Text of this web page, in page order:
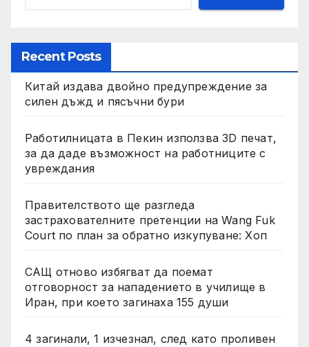
Recent Posts
Китай издава двойно предупреждение за
силен дъжд и пясъчни бури
Работилницата в Пекин използва 3D печат,
за да даде възможност на работниците с
увреждания
Правителството ще разгледа
застрахователните претенции на Wang Fuk
Court по план за обратно изкупуване: Хоп
САЩ отново избягват да поемат
отговорност за нападението в училище в
Иран, при което загинаха 155 души
4 загинали, 1 изчезнал, след като проливен